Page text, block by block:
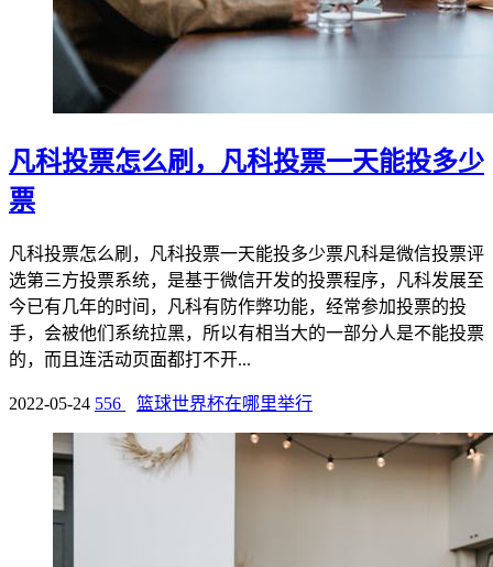
凡科投票怎么刷，凡科投票一天能投多少
票
凡科投票怎么刷，凡科投票一天能投多少票凡科是微信投票评
选第三方投票系统，是基于微信开发的投票程序，凡科发展至
今已有几年的时间，凡科有防作弊功能，经常参加投票的投
手，会被他们系统拉黑，所以有相当大的一部分人是不能投票
的，而且连活动页面都打不开...
2022-05-24 556 篮球世界杯在哪里举行